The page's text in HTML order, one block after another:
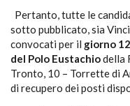
Pertanto, tutte le
sotto pubblicato, sia
convocati per il giorno
del Polo Eustachiodella
Tronto, 10 – Torrette di
di recupero dei posti